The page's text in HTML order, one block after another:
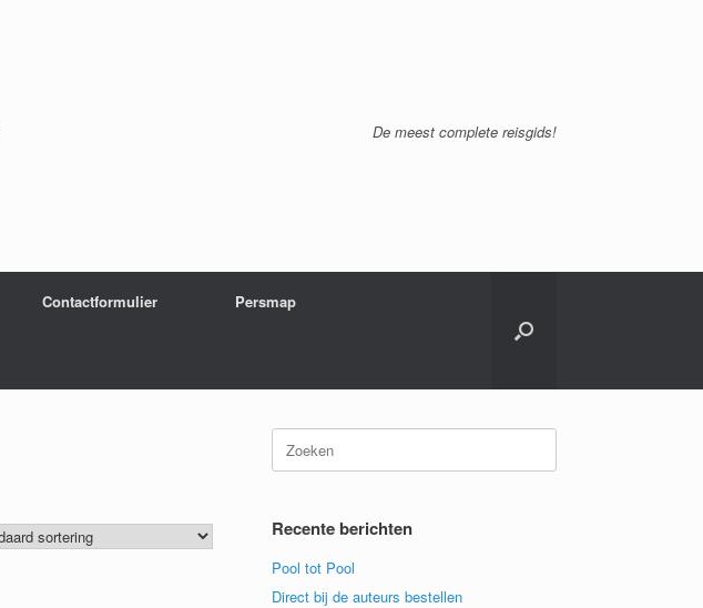
De meest complete reisgids!
Contactformulier Persmap
Zoeken
naar:
Recente berichten
Pool tot Pool
Direct bij de auteurs bestellen